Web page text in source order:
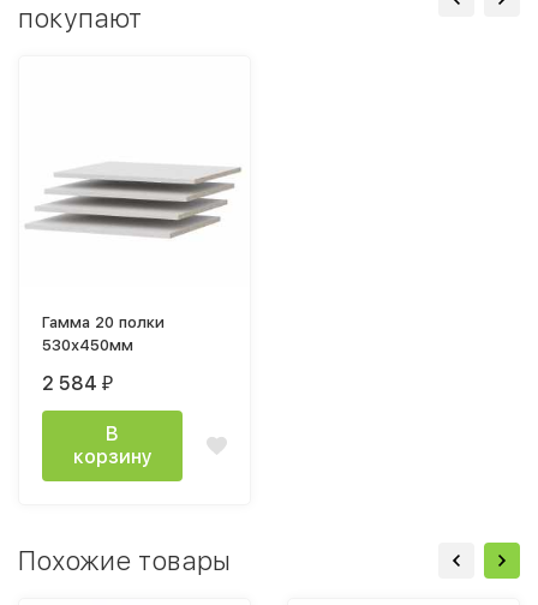
покупают
Гамма 20 полки
530х450мм
2 584 ₽
В
корзину
Похожие товары